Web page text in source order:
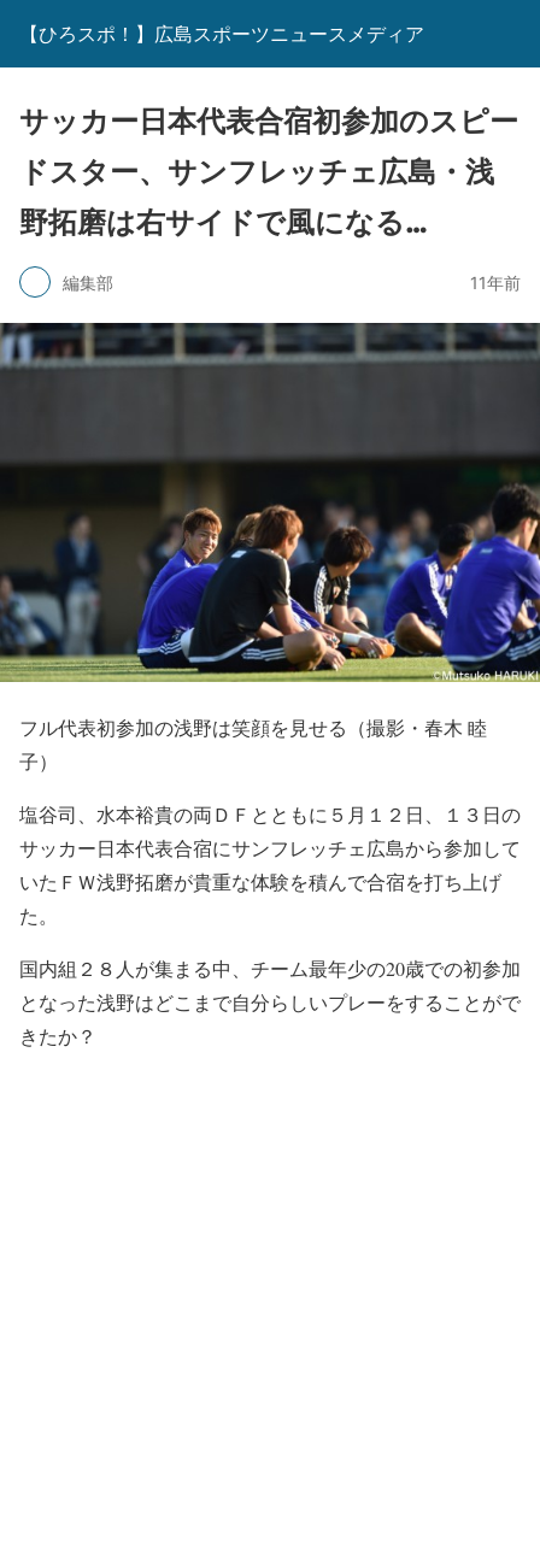
【ひろスポ！】広島スポーツニュースメディア
サッカー日本代表合宿初参加のスピー
ドスター、サンフレッチェ広島・浅
野拓磨は右サイドで風になる…
編集部 11年前
フル代表初参加の浅野は笑顔を見せる（撮影・春木 睦
子）
塩谷司、水本裕貴の両ＤＦとともに５月１２日、１３日の
サッカー日本代表合宿にサンフレッチェ広島から参加して
いたＦＷ浅野拓磨が貴重な体験を積んで合宿を打ち上げ
た。
国内組２８人が集まる中、チーム最年少の20歳での初参加
となった浅野はどこまで自分らしいプレーをすることがで
きたか？